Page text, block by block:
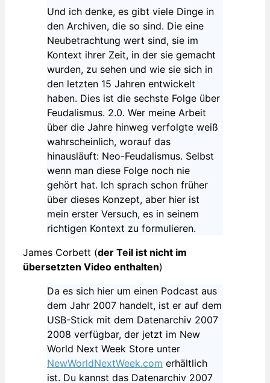
Und ich denke, es gibt viele Dinge in
den Archiven, die so sind. Die eine
Neubetrachtung wert sind, sie im
Kontext ihrer Zeit, in der sie gemacht
wurden, zu sehen und wie sie sich in
den letzten 15 Jahren entwickelt
haben. Dies ist die sechste Folge über
Feudalismus. 2.0. Wer meine Arbeit
über die Jahre hinweg verfolgte weiß
wahrscheinlich, worauf das
hinausläuft: Neo-Feudalismus. Selbst
wenn man diese Folge noch nie
gehört hat. Ich sprach schon früher
über dieses Konzept, aber hier ist
mein erster Versuch, es in seinem
richtigen Kontext zu formulieren.
James Corbett (der Teil ist nicht im
übersetzten Video enthalten)
Da es sich hier um einen Podcast aus
dem Jahr 2007 handelt, ist er auf dem
USB-Stick mit dem Datenarchiv 2007
2008 verfügbar, der jetzt im New
World Next Week Store unter
NewWorldNextWeek.com erhältlich
ist. Du kannst das Datenarchiv 2007